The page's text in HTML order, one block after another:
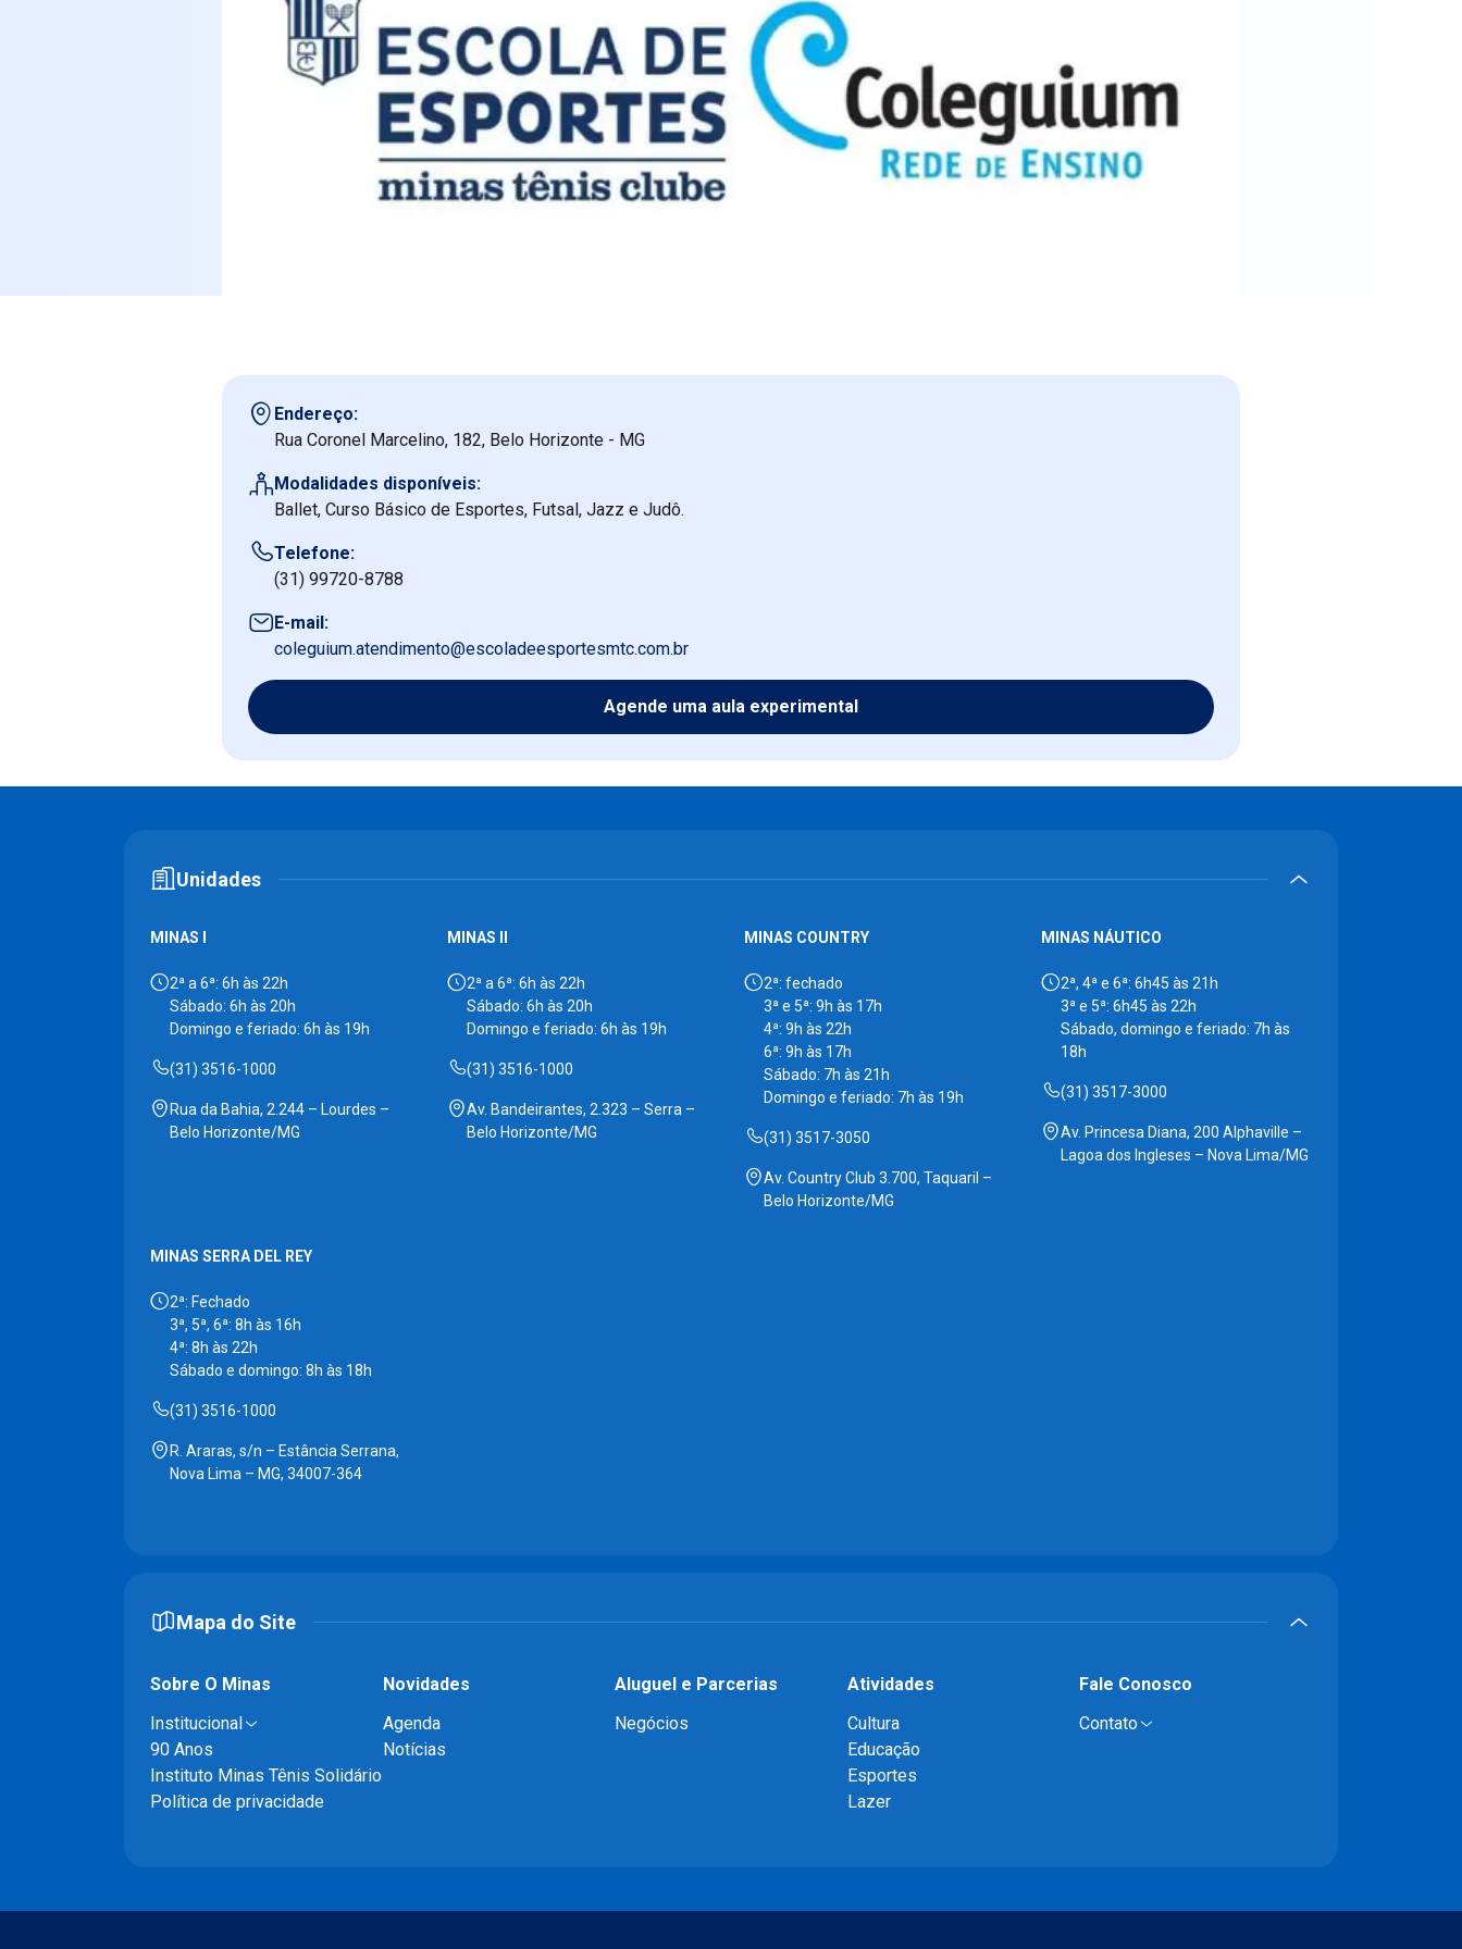
Endereço:
Rua Coronel Marcelino, 182, Belo Horizonte - MG
Modalidades disponíveis:
Ballet, Curso Básico de Esportes, Futsal, Jazz e Judô.
Telefone:
(31) 99720-8788
E-mail:
coleguium.atendimento@escoladeesportesmtc.com.br
Agende uma aula experimental
Unidades
MINAS I
2ª a 6ª: 6h às 22h
Sábado: 6h às 20h
Domingo e feriado: 6h às 19h
(31) 3516-1000
Rua da Bahia, 2.244 – Lourdes –
Belo Horizonte/MG
MINAS II
2ª a 6ª: 6h às 22h
Sábado: 6h às 20h
Domingo e feriado: 6h às 19h
(31) 3516-1000
Av. Bandeirantes, 2.323 – Serra –
Belo Horizonte/MG
MINAS COUNTRY
2ª: fechado
3ª e 5ª: 9h às 17h
4ª: 9h às 22h
6ª: 9h às 17h
Sábado: 7h às 21h
Domingo e feriado: 7h às 19h
(31) 3517-3050
Av. Country Club 3.700, Taquaril –
Belo Horizonte/MG
MINAS NÁUTICO
2ª, 4ª e 6ª: 6h45 às 21h
3ª e 5ª: 6h45 às 22h
Sábado, domingo e feriado: 7h às
18h
(31) 3517-3000
Av. Princesa Diana, 200 Alphaville –
Lagoa dos Ingleses – Nova Lima/MG
MINAS SERRA DEL REY
2ª: Fechado
3ª, 5ª, 6ª: 8h às 16h
4ª: 8h às 22h
Sábado e domingo: 8h às 18h
(31) 3516-1000
R. Araras, s/n – Estância Serrana,
Nova Lima – MG, 34007-364
Mapa do Site
Sobre O Minas
Institucional
90 Anos
Instituto Minas Tênis Solidário
Política de privacidade
Novidades
Agenda
Notícias
Aluguel e Parcerias
Negócios
Atividades
Cultura
Educação
Esportes
Lazer
Fale Conosco
Contato